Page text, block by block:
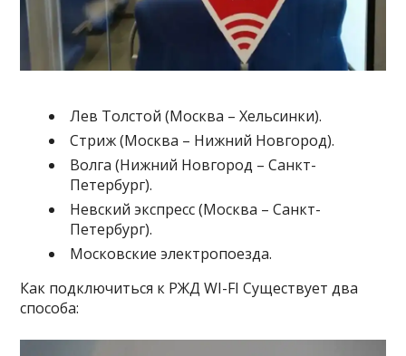
Лев Толстой (Москва – Хельсинки).
Стриж (Москва – Нижний Новгород).
Волга (Нижний Новгород – Санкт-
Петербург).
Невский экспресс (Москва – Санкт-
Петербург).
Московские электропоезда.
Как подключиться к РЖД WI-FI Существует два
способа: